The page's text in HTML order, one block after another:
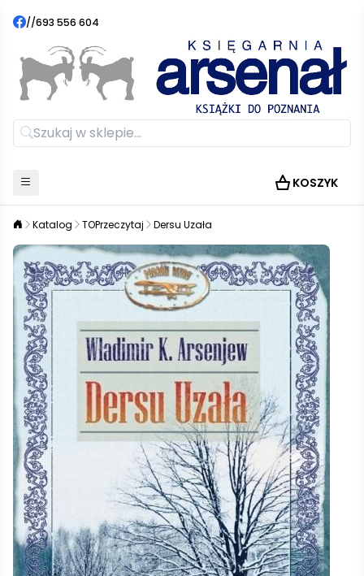
//693 556 604
KOSZYK
Katalog TOPrzeczytaj Dersu Uzała